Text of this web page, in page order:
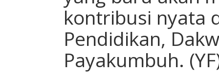
kontribusi nyata
Pendidikan,
Payakumbuh.